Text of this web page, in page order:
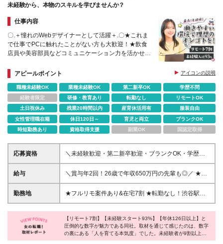
未経験から、本物のスキルを学びませんか？
仕事内容
〇.＋憧れのWebデザイナーとして活躍＋.〇★これま
で仕事でPCに触れたことがない方も大歓迎！★飲食
店員や美容部員などコミュニケーション力を活かせる
アピールポイント
アイコンの説明
職種未経験OK 業種未経験OK 第二新卒OK
学歴不問
経験者限定
研修・教育あり 転勤なし
リモートOK
土日祝休み
残業20時間以内 産育休活用有
服装自由
女性管理職在籍
休日120日～ 育児と両立
ブランクOK
時短勤務あり
資格取得支援 副業OK 国認定取得
応募資格
＼未経験歓迎・第二新卒歓迎・ブランクOK・学歴不
問！／ ◆学歴不問 ◆IT・オフィスワーク未経験の方
も歓迎します！ ＜こんな方をお待ちしております！
□接客・販売など対人経験で培ったコミュニケーショ
ン力を活かしたい方 □新しいことへの好奇心・成長意
ながら仕事を進めることが好きな方
給与
＼賞与年2回！26歳で年収650万円の先輩も◎／ ★先
輩のほとんどが毎年年収UPを実現中 月給25万円～60
万円＋残業代全額支給＋各種手当＋賞与年2回 ※上記
します。 ※経験・年齢を考慮の上、当社規定により優
遇します ※試用期間2ヶ月～1年間（試用期間中の給
与は月給20万1064円～／残業が発生した場合は別途
勤務地
★フルリモ案件あり&在宅7割 ★転勤なし！渋谷駅徒
歩5分の駅近オフィス◎ ★研修は東京にて実施します
本社、または全国のプロジェクト先で勤務いただきま
す！ └ご自宅から通える範囲を目安に決定いたします
【本社】 東京都渋谷区渋谷3-11-11 IVYイーストビル
9F (変更の範囲)上記を除く当社関連勤務地
【リモート7割】【未経験スタート93%】【年休126日以上】と
圧倒的な数字が魅力である同社。取材を通じて感じたのは、数字
の裏にある「人を育てる本気度」でした。未経験者が9割以上を
占めながらも、最長1年の研修で一人ひとりをしっかりサポー